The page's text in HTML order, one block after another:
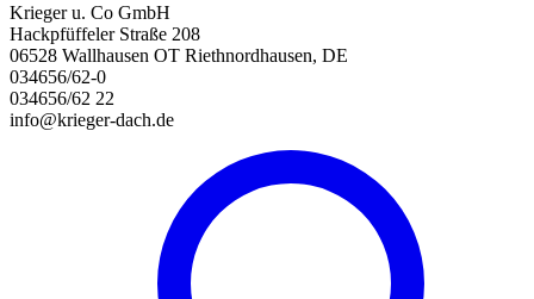
Krieger u. Co GmbH
Hackpfüffeler Straße 208
06528 Wallhausen OT Riethnordhausen, DE
034656/62-0
034656/62 22
info@krieger-dach.de